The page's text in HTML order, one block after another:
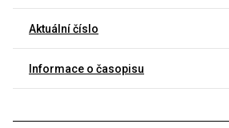
Aktuální číslo
Informace o časopisu